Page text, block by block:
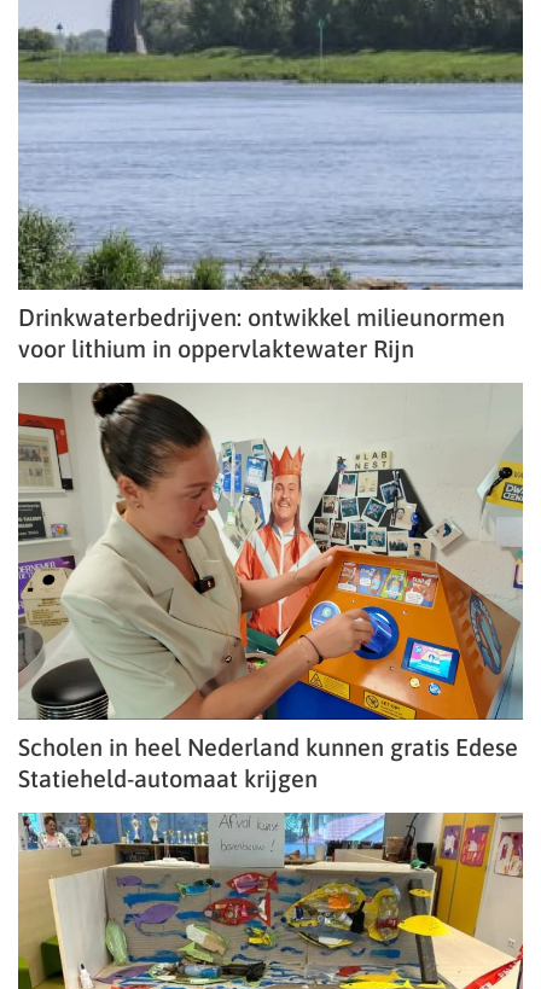
Drinkwaterbedrijven: ontwikkel milieunormen
voor lithium in oppervlaktewater Rijn
Scholen in heel Nederland kunnen gratis Edese
Statieheld-automaat krijgen